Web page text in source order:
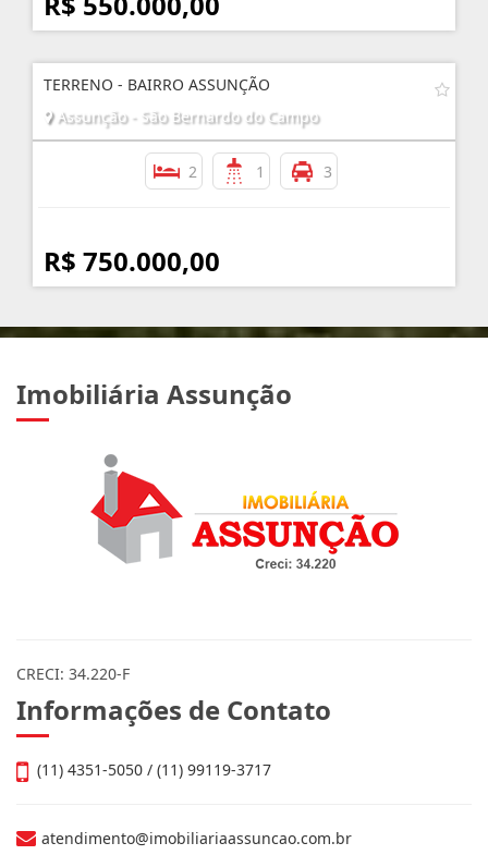
TERRENO - BAIRRO ASSUNÇÃO
Assunção - São Bernardo do Campo
2 1 3
R$ 750.000,00
Imobiliária Assunção
CRECI: 34.220-F
Informações de Contato
(11) 4351-5050 / (11) 99119-3717
atendimento@imobiliariaassuncao.com.br